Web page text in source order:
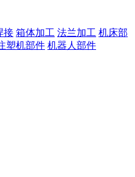
接 箱体加工 法兰加工 机床部
塑机部件 机器人部件